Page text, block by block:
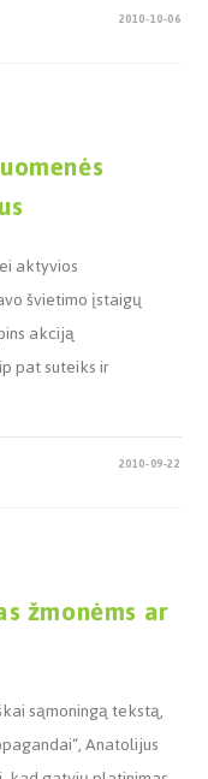
2010-10-06
aktyvios
švietimo įstaigų
akciją
pat suteiks ir
2010-09-22
žmonėms ar
sąmoningą tekstą,
Anatolijus